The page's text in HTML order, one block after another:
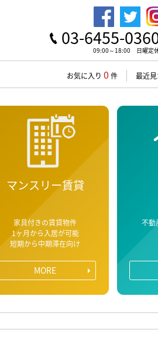
03-6455-
09:00～18:00 日曜定
お気に入り 0 件 最近
マンスリー賃貸
家具付きの賃貸物件
1ヶ月から入居が可能
短期から中期滞在向け
MORE
不動